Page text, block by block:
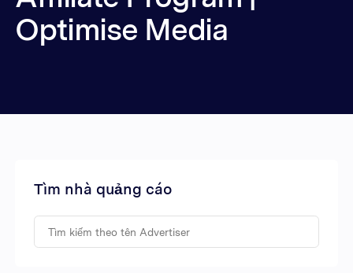
Optimise Media
Tìm nhà quảng cáo